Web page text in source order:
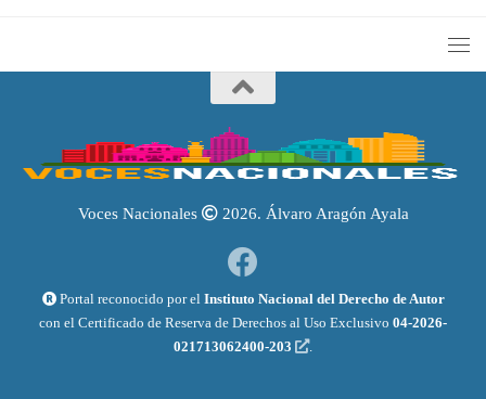
Voces Nacionales 2026. Álvaro Aragón Ayala
Portal reconocido por el Instituto Nacional del Derecho de Autor
con el Certificado de Reserva de Derechos al Uso Exclusivo 04-2026-
021713062400-203
.